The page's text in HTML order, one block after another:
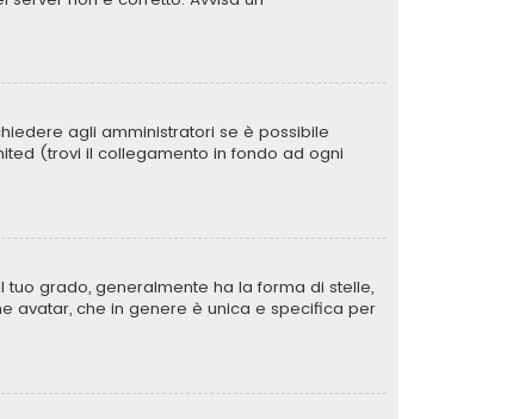
agli amministratori se è possibile
(trovi il collegamento in fondo ad ogni
grado, generalmente ha la forma di stelle,
avatar, che in genere è unica e specifica per